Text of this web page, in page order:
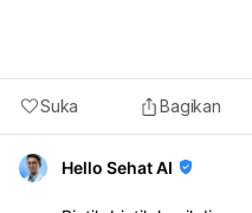
Suka Bagikan
Hello Sehat AI